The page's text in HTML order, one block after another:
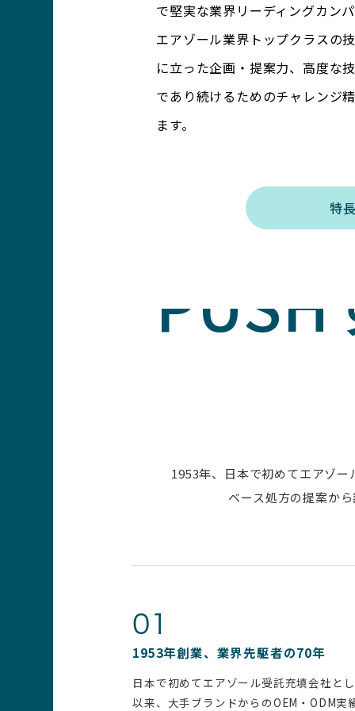
快適
で堅実な業界リーディングカン
エアゾール業界トップクラスの
に立った企画・提案力、高度な
であり続けるためのチャレンジ
ます。
特
1953年、日本で初めてエアゾ
ベース処方の提案か
01
1953年創業、業界先駆者の70年
日本で初めてエアゾール受託充填会社と
以来、大手ブランドからのOEM・ODM実